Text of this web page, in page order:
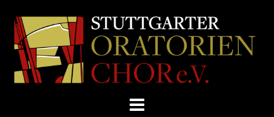
SkipHome Proben